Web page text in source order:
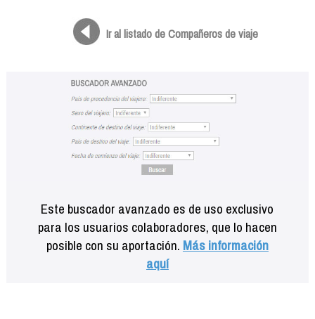
Ir al listado de Compañeros de viaje
Este buscador avanzado es de uso exclusivo
para los usuarios colaboradores, que lo hacen
posible con su aportación. Más información
aquí